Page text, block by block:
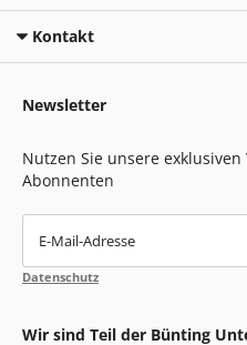
Kontakt
Newsletter
Nutzen Sie unsere
Abonnenten
E-Mail-Adresse
Datenschutz
Wir sind Teil der Bünting